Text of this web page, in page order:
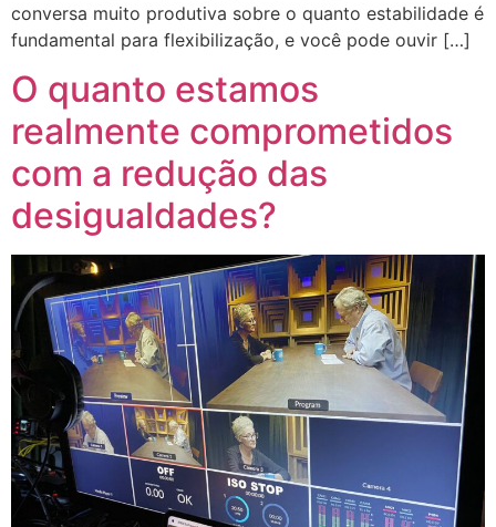
conversa muito produtiva sobre o quanto estabilidade é
fundamental para flexibilização, e você pode ouvir […]
O quanto estamos
realmente comprometidos
com a redução das
desigualdades?